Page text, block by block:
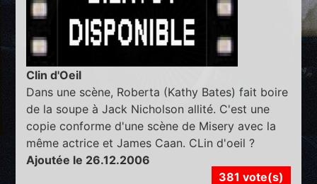
Clin d'Oeil
Dans une scène, Roberta (Kathy Bates) fait boire
de la soupe à Jack Nicholson allité. C'est une
copie conforme d'une scène de Misery avec la
même actrice et James Caan. CLin d'oeil ?
Ajoutée le 26.12.2006
381 vote(s)